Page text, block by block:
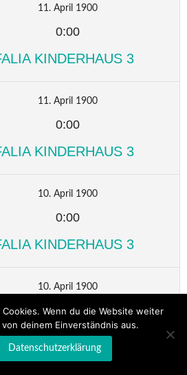
11. April 1900
0:00
KINDERHAUS 3
11. April 1900
0:00
KINDERHAUS 3
10. April 1900
0:00
KINDERHAUS 3
10. April 1900
0:00
KINDERHAUS 3
Wenn du die Website weiter
deinem Einverständnis aus.
Datenschutzerklärung